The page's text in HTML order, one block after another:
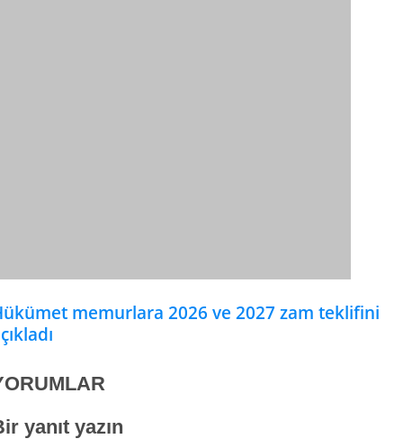
memurlara 2026 ve 2027 zam teklifini
yanıt yazın